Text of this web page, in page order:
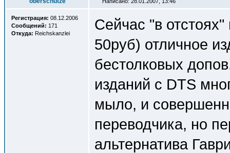
Регистрация: 08.12.2006
Сообщений: 171
Откуда: Reichskanzlei
Сейчас "в
50руб) отличное
бестолковых
изданий с DTS
мыло, и
переводчика, но
альтернатива